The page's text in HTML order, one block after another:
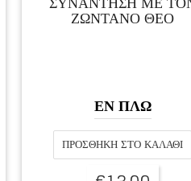
ΖΩΝΤΑΝΟ ΘΕΟ
ΕΝ ΠΛΩ
ΠΡΟΣΘΉΚΗ ΣΤΟ ΚΑΛΆΘΙ